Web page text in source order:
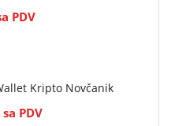
PDV
Kripto Novčanik
sa PDV